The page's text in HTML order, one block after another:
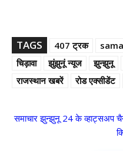
TAGS 407 ट्रक
चिड़ावा
झुंझुनूं न्यूज झुन्झुनू
राजस्थान खबरें
रोड एक्सीडेंट
समाचार झुन्झुनू 24 के व्हाट्सअप